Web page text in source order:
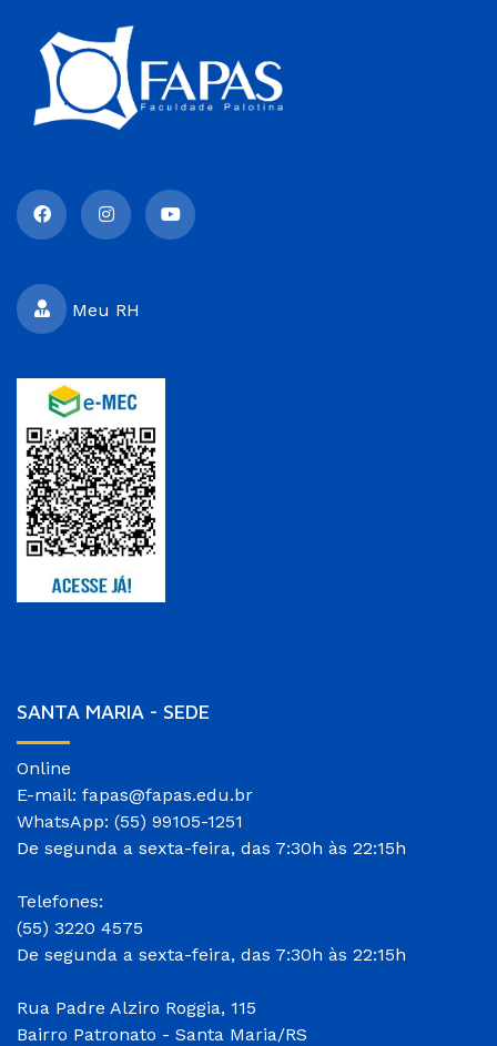
Meu RH
SANTA MARIA - SEDE
Online
E-mail: fapas@fapas.edu.br
WhatsApp: (55) 99105-1251
De segunda a sexta-feira, das 7:30h às 22:15h
Telefones:
(55) 3220 4575
De segunda a sexta-feira, das 7:30h às 22:15h
Rua Padre Alziro Roggia, 115
Bairro Patronato - Santa Maria/RS